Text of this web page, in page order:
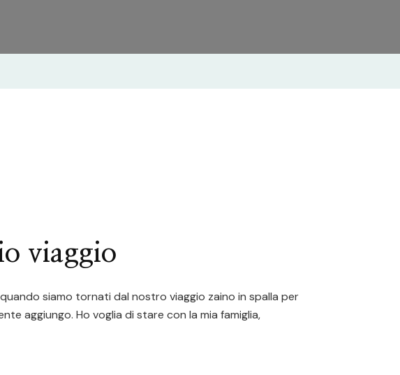
viaggio
siamo tornati dal nostro viaggio zaino in spalla per
aggiungo. Ho voglia di stare con la mia famiglia,